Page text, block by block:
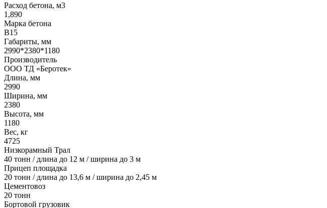
Расход бетона, м3
1,890
Марка бетона
В15
Габариты, мм
2990*2380*1180
Производитель
ООО ТД «Беротек»
Длина, мм
2990
Ширина, мм
2380
Высота, мм
1180
Вес, кг
4725
Низкорамный Трал
40 тонн / длина до 12 м / ширина до 3 м
Прицеп площадка
20 тонн / длина до 13,6 м / ширина до 2,45 м
Цементовоз
20 тонн
Бортовой грузовик